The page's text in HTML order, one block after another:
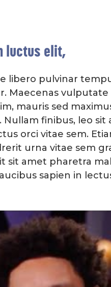
luctus elit,
libero pulvinar
Maecenas vulputate
mauris sed
Nullam finibus, leo sit
orci vitae sem.
urna vitae sem
sit amet pharetra
sapien in